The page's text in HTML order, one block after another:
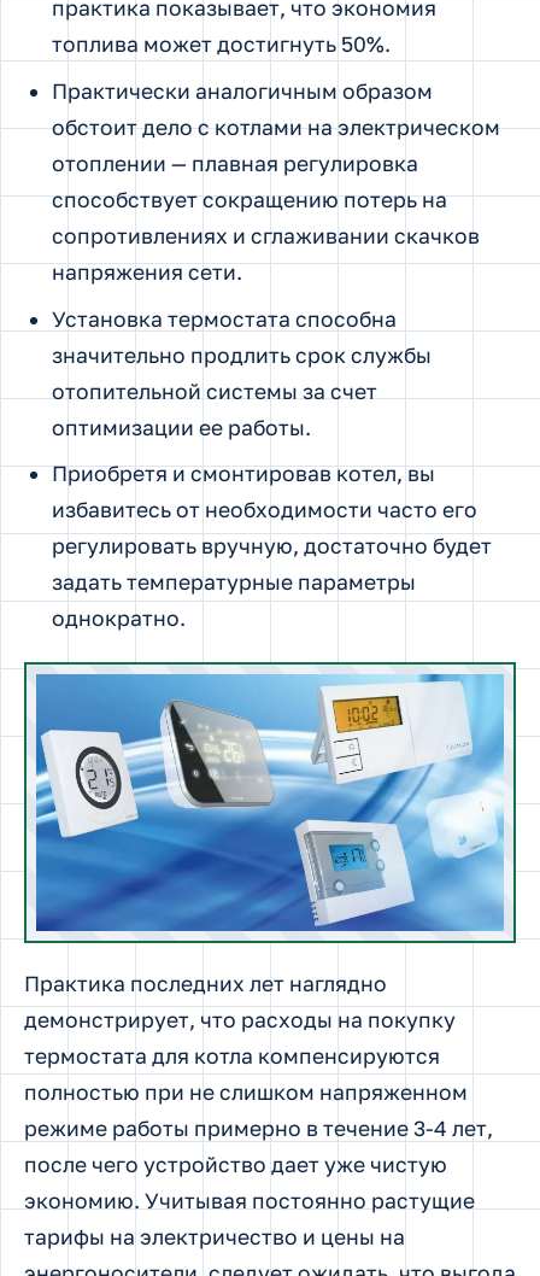
практика показывает, что экономия
топлива может достигнуть 50%.
Практически аналогичным образом
обстоит дело с котлами на электрическом
отоплении — плавная регулировка
способствует сокращению потерь на
сопротивлениях и сглаживании скачков
напряжения сети.
Установка термостата способна
значительно продлить срок службы
отопительной системы за счет
оптимизации ее работы.
Приобретя и смонтировав котел, вы
избавитесь от необходимости часто его
регулировать вручную, достаточно будет
задать температурные параметры
однократно.
Практика последних лет наглядно
демонстрирует, что расходы на покупку
термостата для котла компенсируются
полностью при не слишком напряженном
режиме работы примерно в течение 3-4 лет,
после чего устройство дает уже чистую
экономию. Учитывая постоянно растущие
тарифы на электричество и цены на